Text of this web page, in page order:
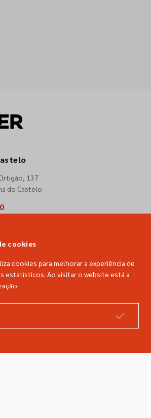
137
do Castelo
cookies
cookies para melhorar a experiência de
estatísticos. Ao visitar o website está a